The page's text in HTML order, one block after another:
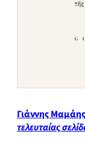
Γιάννης
τελευταίας